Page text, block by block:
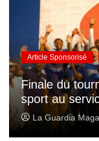
Article Sponsorisé
Finale du
sport au
La Guardia